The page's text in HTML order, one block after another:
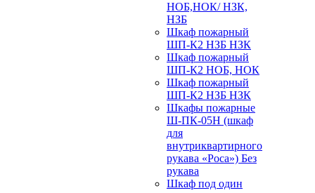
НОБ,НОК/ НЗК,
НЗБ
Шкаф пожарный
ШП-К2 НЗБ НЗК
Шкаф пожарный
ШП-К2 НОБ, НОК
Шкаф пожарный
ШП-К2 НЗБ НЗК
Шкафы пожарные
Ш-ПК-05Н (шкаф
для
внутриквартирного
рукава «Роса») Без
рукава
Шкаф под один